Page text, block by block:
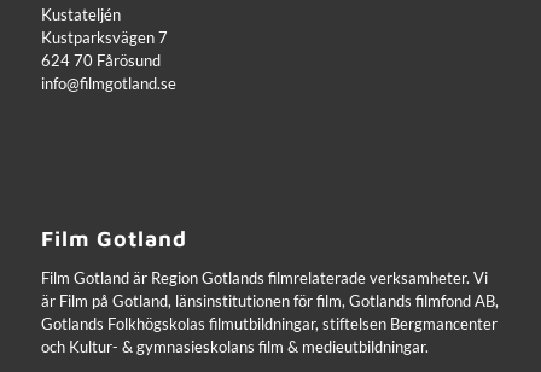
Kustateljén
Kustparksvägen 7
624 70 Fårösund
info@filmgotland.se
Film Gotland
Film Gotland är Region Gotlands filmrelaterade verksamheter. Vi
är Film på Gotland, länsinstitutionen för film, Gotlands filmfond AB,
Gotlands Folkhögskolas filmutbildningar, stiftelsen Bergmancenter
och Kultur- & gymnasieskolans film & medieutbildningar.